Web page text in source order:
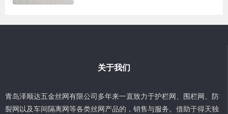
关于我们
青岛泽顺达五金丝网有限公司多年来一直致力于护栏网、围栏网、防
裂网以及车间隔离网等各类丝网产品的，销售与服务。借助于得天独